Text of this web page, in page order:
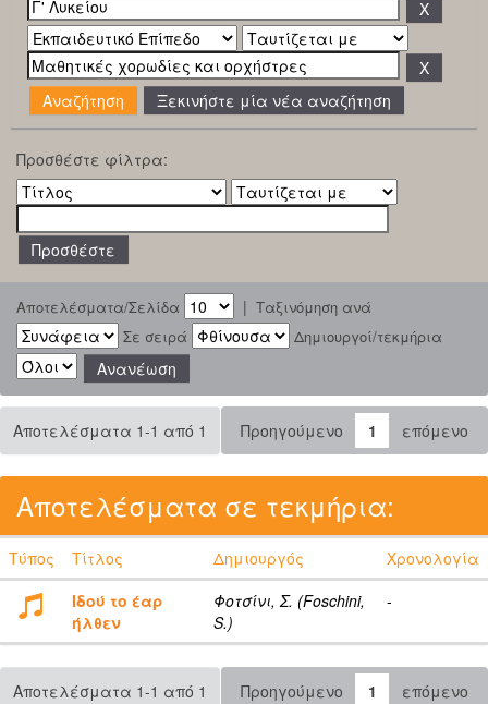
Ξεκινήστε μία νέα αναζήτηση
Προσθέστε φίλτρα:
Αποτελέσματα/Σελίδα | Ταξινόμηση ανά
Σε σειρά
Δημιουργοί/τεκμήρια
Αποτελέσματα 1-1 από 1 Προηγούμενο 1 επόμενο
Αποτελέσματα σε τεκμήρια:
Τύπος Τίτλος Δημιουργός
Χρονολογία
Ιδού το έαρ
ήλθεν
Φοτσίνι, Σ. (Foschini,
S.)
-
Αποτελέσματα 1-1 από 1 Προηγούμενο 1 επόμενο